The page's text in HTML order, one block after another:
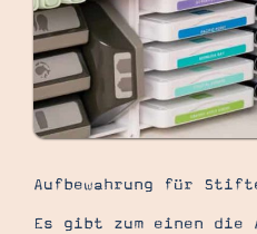
Aufbewahrung für
Es gibt zum einen die